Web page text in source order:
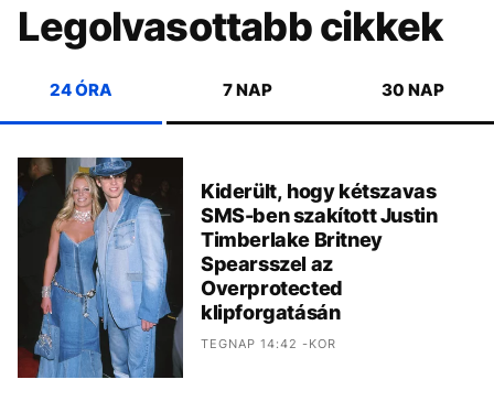
Legolvasottabb cikkek
24 ÓRA 7 NAP 30 NAP
Kiderült, hogy kétszavas
SMS-ben szakított Justin
Timberlake Britney
Spearsszel az
Overprotected
klipforgatásán
TEGNAP 14:42 -KOR